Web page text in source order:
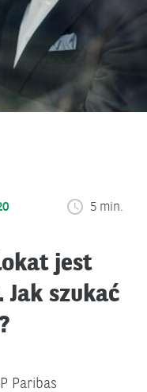
5 min.
jest
szukać
Paribas